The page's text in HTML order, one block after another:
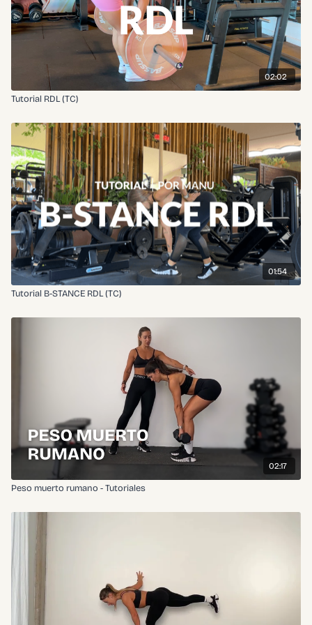
02:02
Tutorial RDL (TC)
01:54
Tutorial B-STANCE RDL (TC)
02:17
Peso muerto rumano - Tutoriales